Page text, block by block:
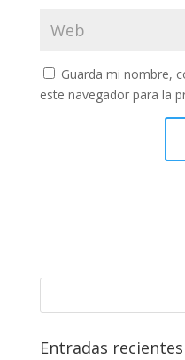
Guarda mi nombre,
este navegador para la
Entradas recientes